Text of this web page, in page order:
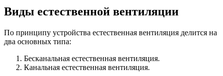
Виды естественной вентиляции
По принципу устройства естественная вентиляция делится на
два основных типа:
Бесканальная естественная вентиляция.
Канальная естественная вентиляция.